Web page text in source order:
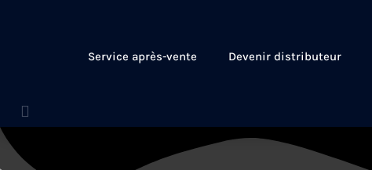
Service après-vente Devenir distributeur